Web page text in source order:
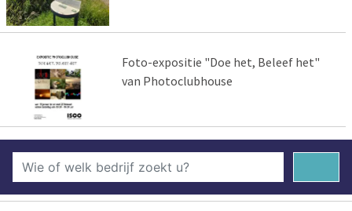
Foto-expositie "Doe het, Beleef het"
van Photoclubhouse